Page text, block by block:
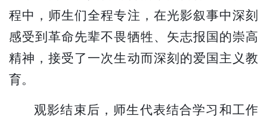
程中，师生们全程专注，在光影叙事中深刻
感受到革命先辈不畏牺牲、矢志报国的崇高
精神，接受了一次生动而深刻的爱国主义教
育。
观影结束后，师生代表结合学习和工作